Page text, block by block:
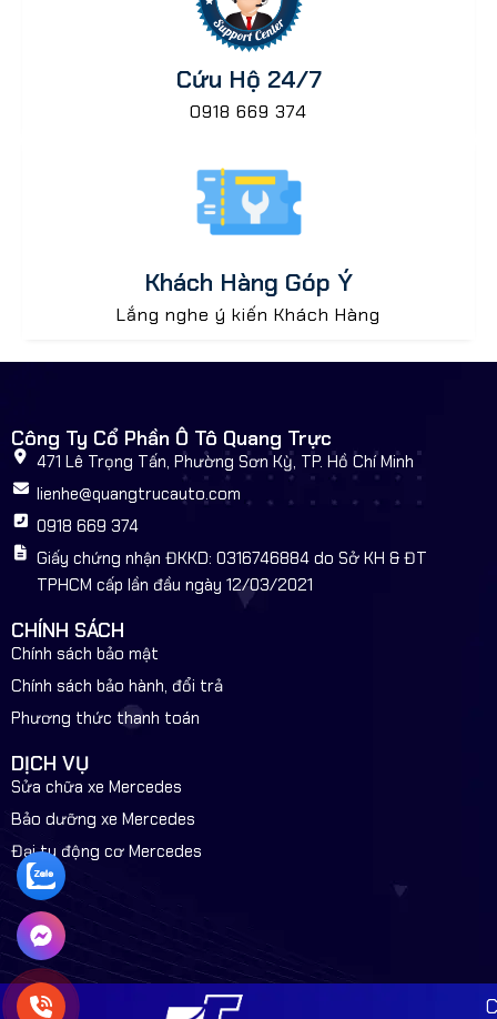
Cứu Hộ 24/7
0918 669 374
Khách Hàng Góp Ý
Lắng nghe ý kiến Khách Hàng
Công Ty Cổ Phần Ô Tô Quang Trực
471 Lê Trọng Tấn, Phường Sơn Kỳ, TP. Hồ Chí Minh
lienhe@quangtrucauto.com
0918 669 374
Giấy chứng nhận ĐKKD: 0316746884 do Sở KH & ĐT
TPHCM cấp lần đầu ngày 12/03/2021
CHÍNH SÁCH
Chính sách bảo mật
Chính sách bảo hành, đổi trả
Phương thức thanh toán
DỊCH VỤ
Sửa chữa xe Mercedes
Bảo dưỡng xe Mercedes
Đại tu động cơ Mercedes